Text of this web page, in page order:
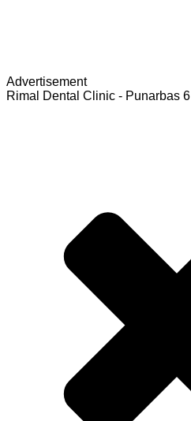
Advertisement
Rimal Dental Clinic - Punarbas 6